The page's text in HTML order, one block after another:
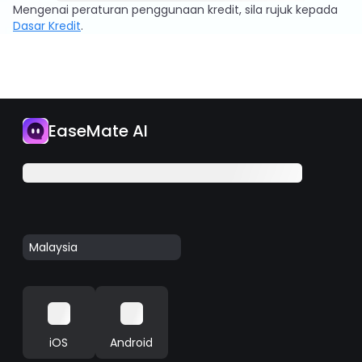
Mengenai peraturan penggunaan kredit, sila rujuk kepada
Dasar Kredit.
EaseMate AI
Malaysia
iOS Android